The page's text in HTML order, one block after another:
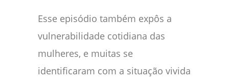
Esse episódio também expôs a
vulnerabilidade cotidiana das
mulheres, e muitas se
identificaram com a situação vivida